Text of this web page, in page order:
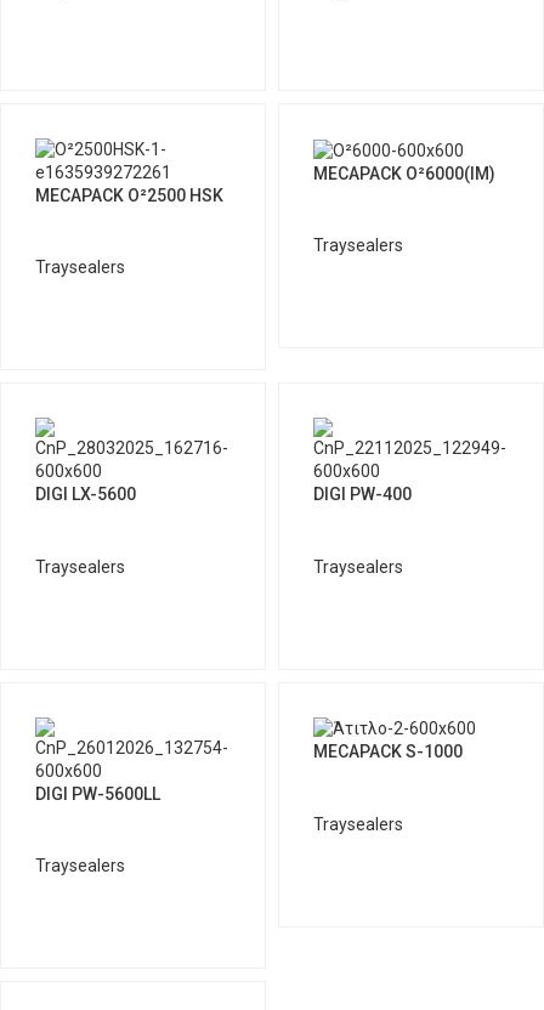
MECAPACK O²2500 HSK
Traysealers
MECAPACK O²6000(IM)
Traysealers
DIGI LX-5600
Traysealers
DIGI PW-400
Traysealers
DIGI PW-5600LL
Traysealers
MECAPACK S-1000
Traysealers